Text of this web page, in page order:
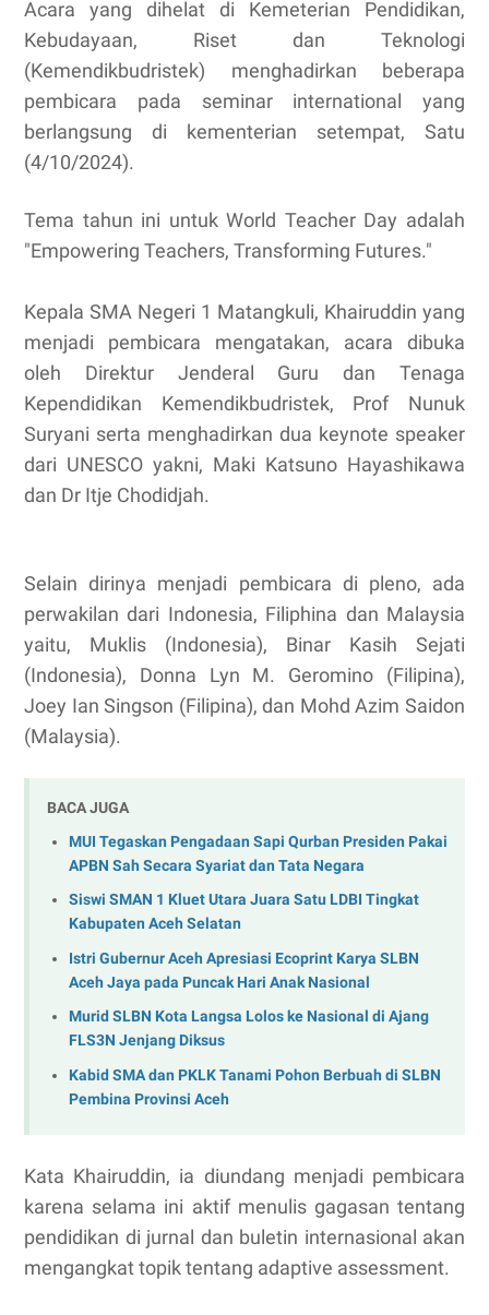
Acara yang dihelat di Kemeterian Pendidikan,
Kebudayaan, Riset dan Teknologi
(Kemendikbudristek) menghadirkan beberapa
pembicara pada seminar international yang
berlangsung di kementerian setempat, Satu
(4/10/2024).
Tema tahun ini untuk World Teacher Day adalah
"Empowering Teachers, Transforming Futures."
Kepala SMA Negeri 1 Matangkuli, Khairuddin yang
menjadi pembicara mengatakan, acara dibuka
oleh Direktur Jenderal Guru dan Tenaga
Kependidikan Kemendikbudristek, Prof Nunuk
Suryani serta menghadirkan dua keynote speaker
dari UNESCO yakni, Maki Katsuno Hayashikawa
dan Dr Itje Chodidjah.
Selain dirinya menjadi pembicara di pleno, ada
perwakilan dari Indonesia, Filiphina dan Malaysia
yaitu, Muklis (Indonesia), Binar Kasih Sejati
(Indonesia), Donna Lyn M. Geromino (Filipina),
Joey Ian Singson (Filipina), dan Mohd Azim Saidon
(Malaysia).
BACA JUGA
MUI Tegaskan Pengadaan Sapi Qurban Presiden Pakai
APBN Sah Secara Syariat dan Tata Negara
Siswi SMAN 1 Kluet Utara Juara Satu LDBI Tingkat
Kabupaten Aceh Selatan
Istri Gubernur Aceh Apresiasi Ecoprint Karya SLBN
Aceh Jaya pada Puncak Hari Anak Nasional
Murid SLBN Kota Langsa Lolos ke Nasional di Ajang
FLS3N Jenjang Diksus
Kabid SMA dan PKLK Tanami Pohon Berbuah di SLBN
Pembina Provinsi Aceh
Kata Khairuddin, ia diundang menjadi pembicara
karena selama ini aktif menulis gagasan tentang
pendidikan di jurnal dan buletin internasional akan
mengangkat topik tentang adaptive assessment.